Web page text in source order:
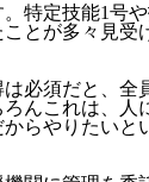
特定技能1
とが多々見受
必須だと、
ろんこれは、人
らやりたい